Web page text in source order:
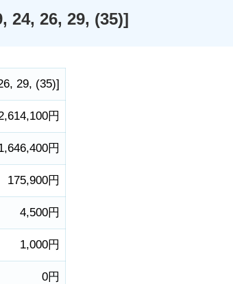
24, 26, 29, (35)]
, 29, (35)]
円
円
175,900円
4,500円
1,000円
0円